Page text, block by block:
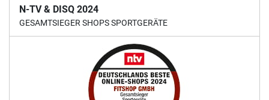
N-TV & DISQ 2024
GESAMTSIEGER SHOPS SPORTGERÄTE